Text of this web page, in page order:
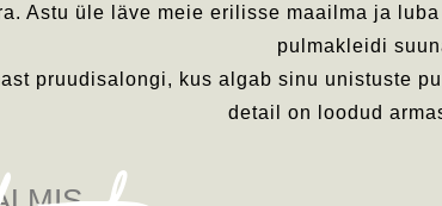
Astu üle läve meie erilisse maailma ja
pulmakleidi
pruudisalongi, kus algab sinu unistuste
detail on loodud